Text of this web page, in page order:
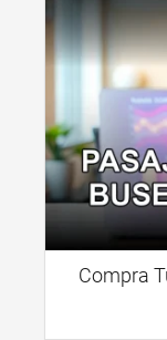
Compra